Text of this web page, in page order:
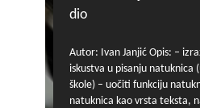
dio
Autor: Ivan Janjić Opis: –
iskustva u pisanju natuknica
škole) – uočiti funkciju
natuknica kao vrsta teksta,